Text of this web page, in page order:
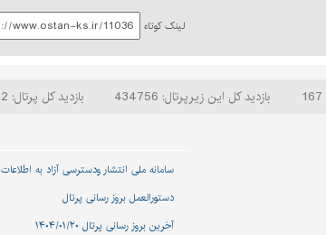
لینک کوتاه
بازدید کل این زیرپرتال: 434756 بازدید کل پرتال: 1098322
سامانه ملی انتشار و‌دسترسی آزاد به اطلاعات
دستورالعمل بروز رسانی پرتال
آخرین بروز رسانی پرتال ۱۴۰۴/۰۱/۲۰